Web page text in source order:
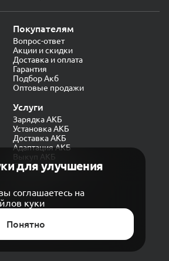
для улучшения
соглашаетесь на
куки
Понятно
Покупателям
Вопрос-ответ
Акции и скидки
Доставка и оплата
Гарантия
Подбор Акб
Оптовые продажи
Услуги
Зарядка АКБ
Установка АКБ
Доставка АКБ
Адаптация АКБ
Выкуп АКБ
Проверка генератора
данных
в «Яндекс.Метрика»
защищены